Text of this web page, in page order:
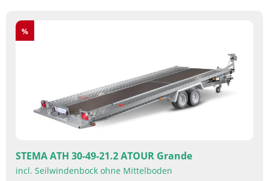
Rabatt
%
STEMA ATH 30-49-21.2 ATOUR Grande
incl. Seilwindenbock ohne Mittelboden